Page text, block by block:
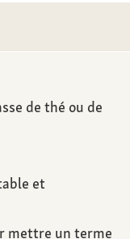
de thé ou de
et
mettre un terme